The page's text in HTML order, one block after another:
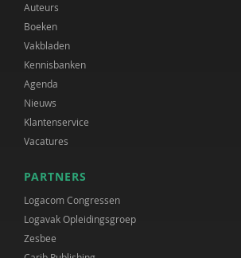
Auteurs
Boeken
Vakbladen
Kennisbanken
Agenda
Nieuws
Klantenservice
Vacatures
PARTNERS
Logacom Congressen
Logavak Opleidingsgroep
Zesbee